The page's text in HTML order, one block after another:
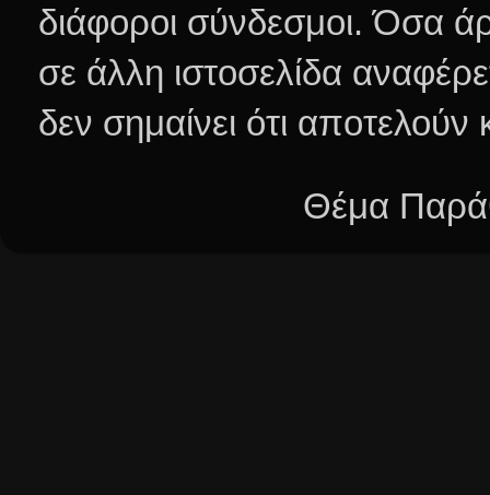
διάφοροι σύνδεσμοι.Όσα
σε άλλη ιστοσελίδα
δεν σημαίνει ότι
Θέμα